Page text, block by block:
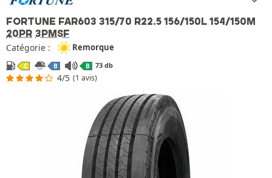
FORTUNE FAR603 315/70 R22.5 156/150L 154/150M
20PR 3PMSF
Catégorie : Remorque
C B B 73 db
4/5 (1 avis)